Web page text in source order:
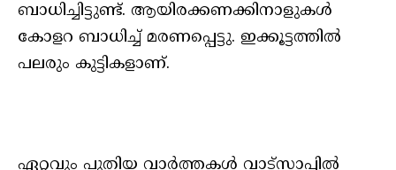
ബാധിച്ചിട്ടുണ്ട്. ആയിരക്കണക്കിനാളുകള്‍
കോളറ ബാധിച്ച് മരണപ്പെട്ടു. ഇക്കൂട്ടത്തില്‍
പലരും കുട്ടികളാണ്.
ഏറ്റവും പുതിയ വാർത്തകൾ വാട്സാപ്പിൽ